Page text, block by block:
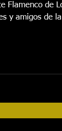
Flamenco de
y amigos de la